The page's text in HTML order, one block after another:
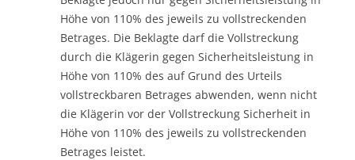
Höhe von 110% des jeweils zu vollstreckenden
Betrages. Die Beklagte darf die Vollstreckung
durch die Klägerin gegen Sicherheitsleistung in
Höhe von 110% des auf Grund des Urteils
vollstreckbaren Betrages abwenden, wenn nicht
die Klägerin vor der Vollstreckung Sicherheit in
Höhe von 110% des jeweils zu vollstreckenden
Betrages leistet.